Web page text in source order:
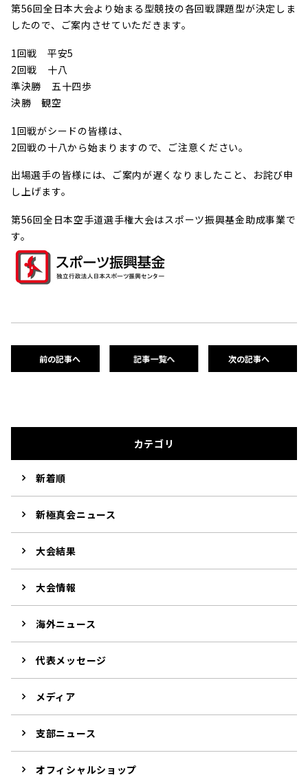
第56回全日本大会より始まる型競技の各回戦課題型が決定しま
したので、ご案内させていただきます。
1回戦 平安5
2回戦 十八
準決勝 五十四歩
決勝 観空
1回戦がシードの皆様は、
2回戦の十八から始まりますので、ご注意ください。
出場選手の皆様には、ご案内が遅くなりましたこと、お詫び申
し上げます。
第56回全日本空手道選手権大会はスポーツ振興基金助成事業で
す。
前の記事へ 記事一覧へ 次の記事へ
カテゴリ
新着順
新極真会ニュース
大会結果
大会情報
海外ニュース
代表メッセージ
メディア
支部ニュース
オフィシャルショップ